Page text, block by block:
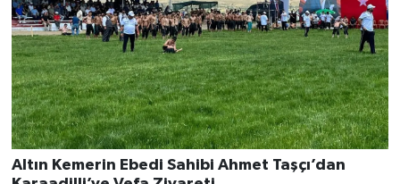
Altın Kemerin Ebedi Sahibi Ahmet Taşçı’dan